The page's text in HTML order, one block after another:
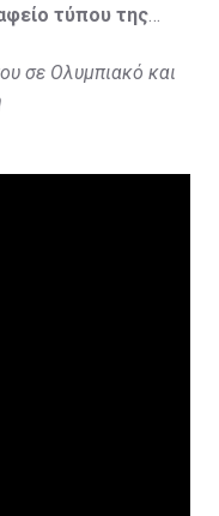
τύπου της
σε Ολυμπιακό και